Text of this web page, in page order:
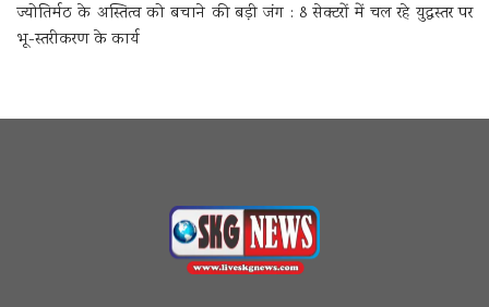
ज्योतिर्मठ के अस्तित्व को बचाने की बड़ी जंग : 8 सेक्टरों में चल रहे युद्धस्तर पर
भू-स्तरीकरण के कार्य